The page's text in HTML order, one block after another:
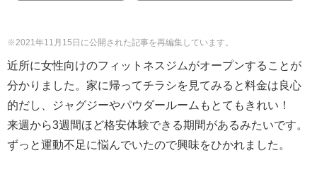
※2021年11月15日に公開された記事を再編集しています。
近所に女性向けのフィットネスジムがオープンすることが
分かりました。家に帰ってチラシを見てみると料金は良心
的だし、ジャグジーやパウダールームもとてもきれい！
来週から3週間ほど格安体験できる期間があるみたいです。
ずっと運動不足に悩んでいたので興味をひかれました。